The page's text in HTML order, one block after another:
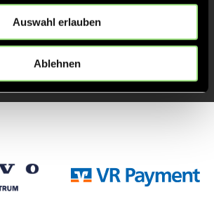
Auswahl erlauben
Ablehnen
JuliaC.